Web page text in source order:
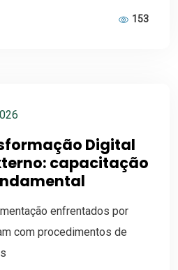
153
Digital
capacitação
enfrentados por
com procedimentos de